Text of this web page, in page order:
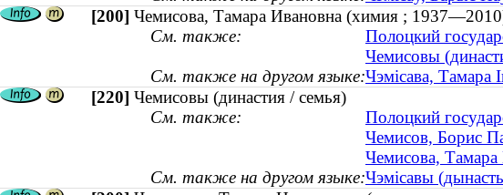
[200] Чемисова, Тамара Ивановна (химия ;
См. также:
Полоцкий
Чемисовы
См. также на другом языке:Чэмісава, Тамара
[220] Чемисовы (династия / семья)
См. также:
Полоцкий
Чемисов, Борис
Чемисова,
См. также на другом языке:Чэмісавы